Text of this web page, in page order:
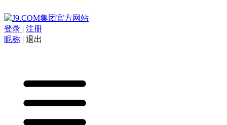
登录 | 注册
昵称 | 退出